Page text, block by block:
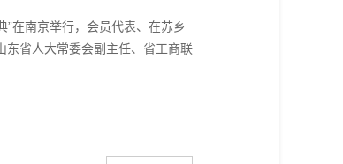
在南京举行，会员代表、在苏乡
东省人大常委会副主任、省工商联